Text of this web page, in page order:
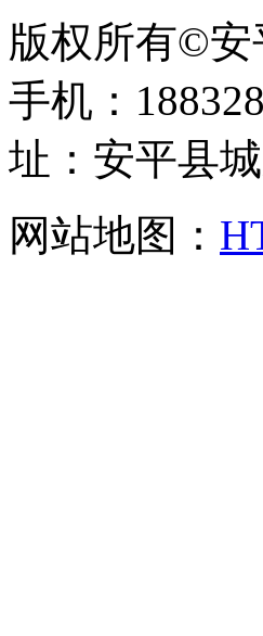
版权所有©安
手机：
址：安平县
网站地图：